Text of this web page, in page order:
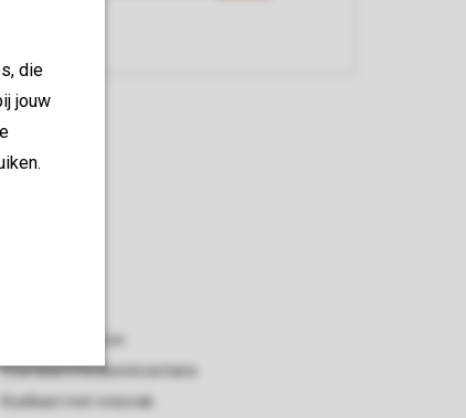
die
jouw
Standaard keukeninventaris
Koelkast met vriesvak